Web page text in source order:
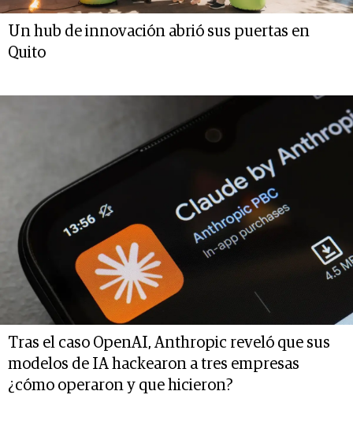
Un hub de innovación abrió sus puertas en
Quito
Tras el caso OpenAI, Anthropic reveló que sus
modelos de IA hackearon a tres empresas
¿cómo operaron y que hicieron?